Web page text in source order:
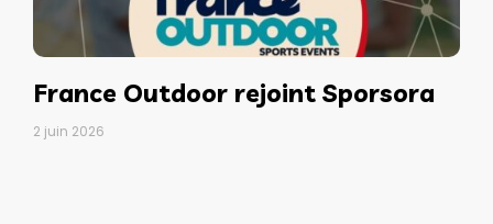
France Outdoor rejoint Sporsora
2 juin 2026